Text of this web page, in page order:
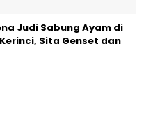
Judi Sabung Ayam di
Sita Genset dan